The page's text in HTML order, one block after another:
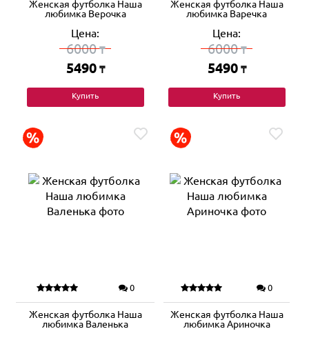
Женская футболка Наша
любимка Верочка
Цена:
6000₸
5490 ₸
Купить
Женская футболка Наша
любимка Варечка
Цена:
6000₸
5490 ₸
Купить
0
Женская футболка Наша
любимка Валенька
0
Женская футболка Наша
любимка Ариночка